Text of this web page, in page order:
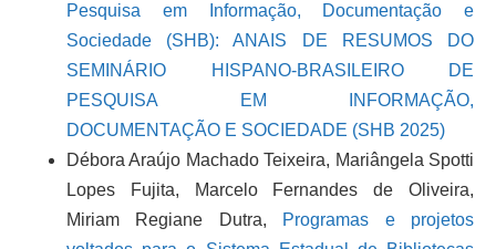
Pesquisa em Informação, Documentação e
Sociedade (SHB): ANAIS DE RESUMOS DO
SEMINÁRIO HISPANO-BRASILEIRO DE
PESQUISA EM INFORMAÇÃO,
DOCUMENTAÇÃO E SOCIEDADE (SHB 2025)
Débora Araújo Machado Teixeira, Mariângela Spotti
Lopes Fujita, Marcelo Fernandes de Oliveira,
Miriam Regiane Dutra,
Programas e projetos